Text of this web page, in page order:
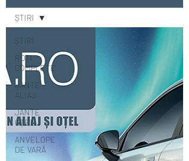
ȘTIRI
ROȚI
COMPLETE
JANTE
ALIAJ
JANTE
OȚEL
ANVELOPE
DE VARĂ
ȘTIRI